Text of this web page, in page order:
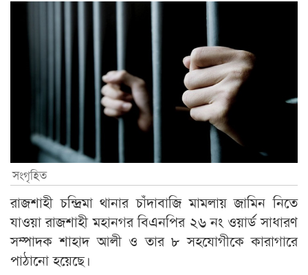
সংগৃহিত
রাজশাহী চন্দ্রিমা থানার চাঁদাবাজি মামলায় জামিন নিতে
যাওয়া রাজশাহী মহানগর বিএনপির ২৬ নং ওয়ার্ড সাধারণ
সম্পাদক শাহাদ আলী ও তার ৮ সহযোগীকে কারাগারে
পাঠানো হয়েছে।